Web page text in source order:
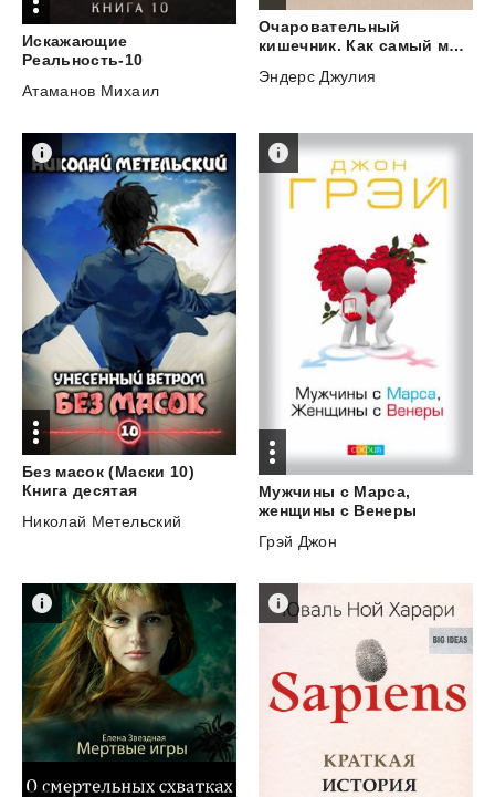
Искажающие
Реальность-10
Атаманов Михаил
Очаровательный
кишечник. Как самый могущественный орган управляет нами
Эндерс Джулия
Без масок (Маски 10)
Книга десятая
Николай Метельский
Мужчины с Марса,
женщины с Венеры
Грэй Джон